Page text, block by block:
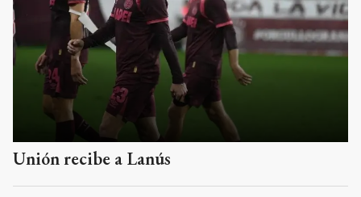
Unión recibe a Lanús